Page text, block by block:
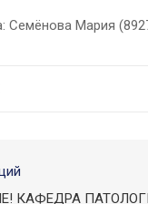
Семёнова Мария
КАФЕДРА